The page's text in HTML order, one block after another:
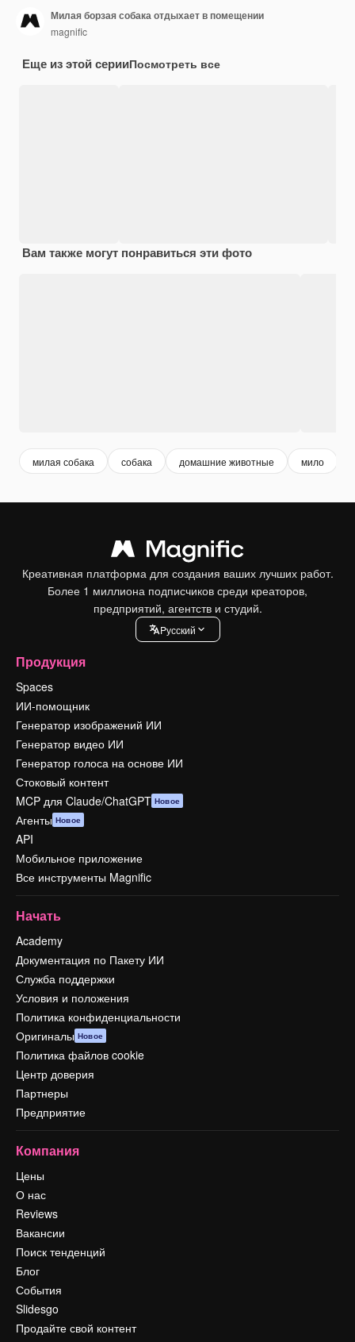
Милая борзая собака отдыхает в помещении
magnific
Еще из этой серииПосмотреть все
Вам также могут понравиться эти фото
милая собака собака домашние животные мило
Креативная платформа для создания ваших лучших работ.
Более 1 миллиона подписчиков среди креаторов,
предприятий, агентств и студий.
Pусский
Продукция
Spaces
ИИ-помощник
Генератор изображений ИИ
Генератор видео ИИ
Генератор голоса на основе ИИ
Стоковый контент
MCP для Claude/ChatGPT Новое
Агенты Новое
API
Мобильное приложение
Все инструменты Magnific
Начать
Academy
Документация по Пакету ИИ
Служба поддержки
Условия и положения
Политика конфиденциальности
Оригиналы Новое
Политика файлов cookie
Центр доверия
Партнеры
Предприятие
Компания
Цены
О нас
Reviews
Вакансии
Поиск тенденций
Блог
События
Slidesgo
Продайте свой контент